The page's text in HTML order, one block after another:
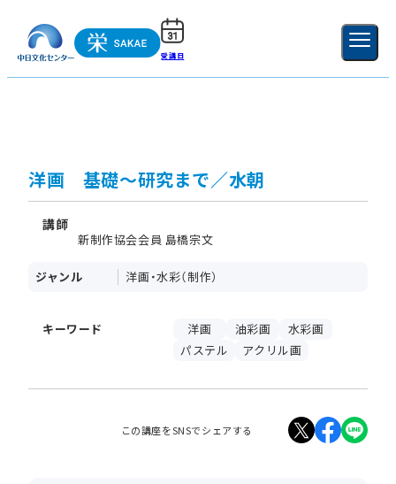
受講日 新規登録
洋画 基礎～研究まで／水朝
講師
新制作協会会員 島橋宗文
ジャンル 洋画・水彩（制作）
キーワード 洋画 油彩画
水彩画
パステル
アクリル画
この講座をSNSでシェアする